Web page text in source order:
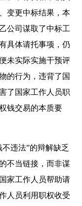
变更中标结果，本
公司谋取了中标工
具体请托事项，仍
未实际实施干预评
的行为，违背了国
了国家工作人员职
钱交易的本质要
违法”的辩解缺乏
不当链接，而非谋
家工作人员帮助请
人员利用职权收受